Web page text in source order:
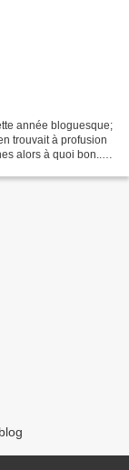
année bloguesque;
trouvait à profusion
alors à quoi bon...